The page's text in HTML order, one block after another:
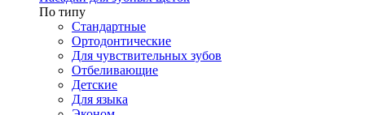
По типу
Стандартные
Ортодонтические
Для чувствительных зубов
Отбеливающие
Детские
Для языка